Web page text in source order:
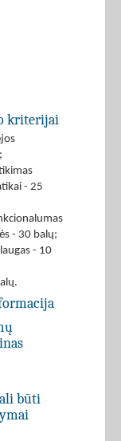
kriterijai
- 25
- 30 balų;
- 10
būti